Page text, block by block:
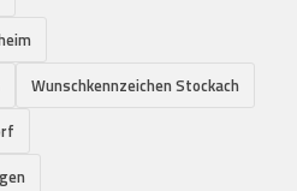
Wunschkennzeichen Stockach